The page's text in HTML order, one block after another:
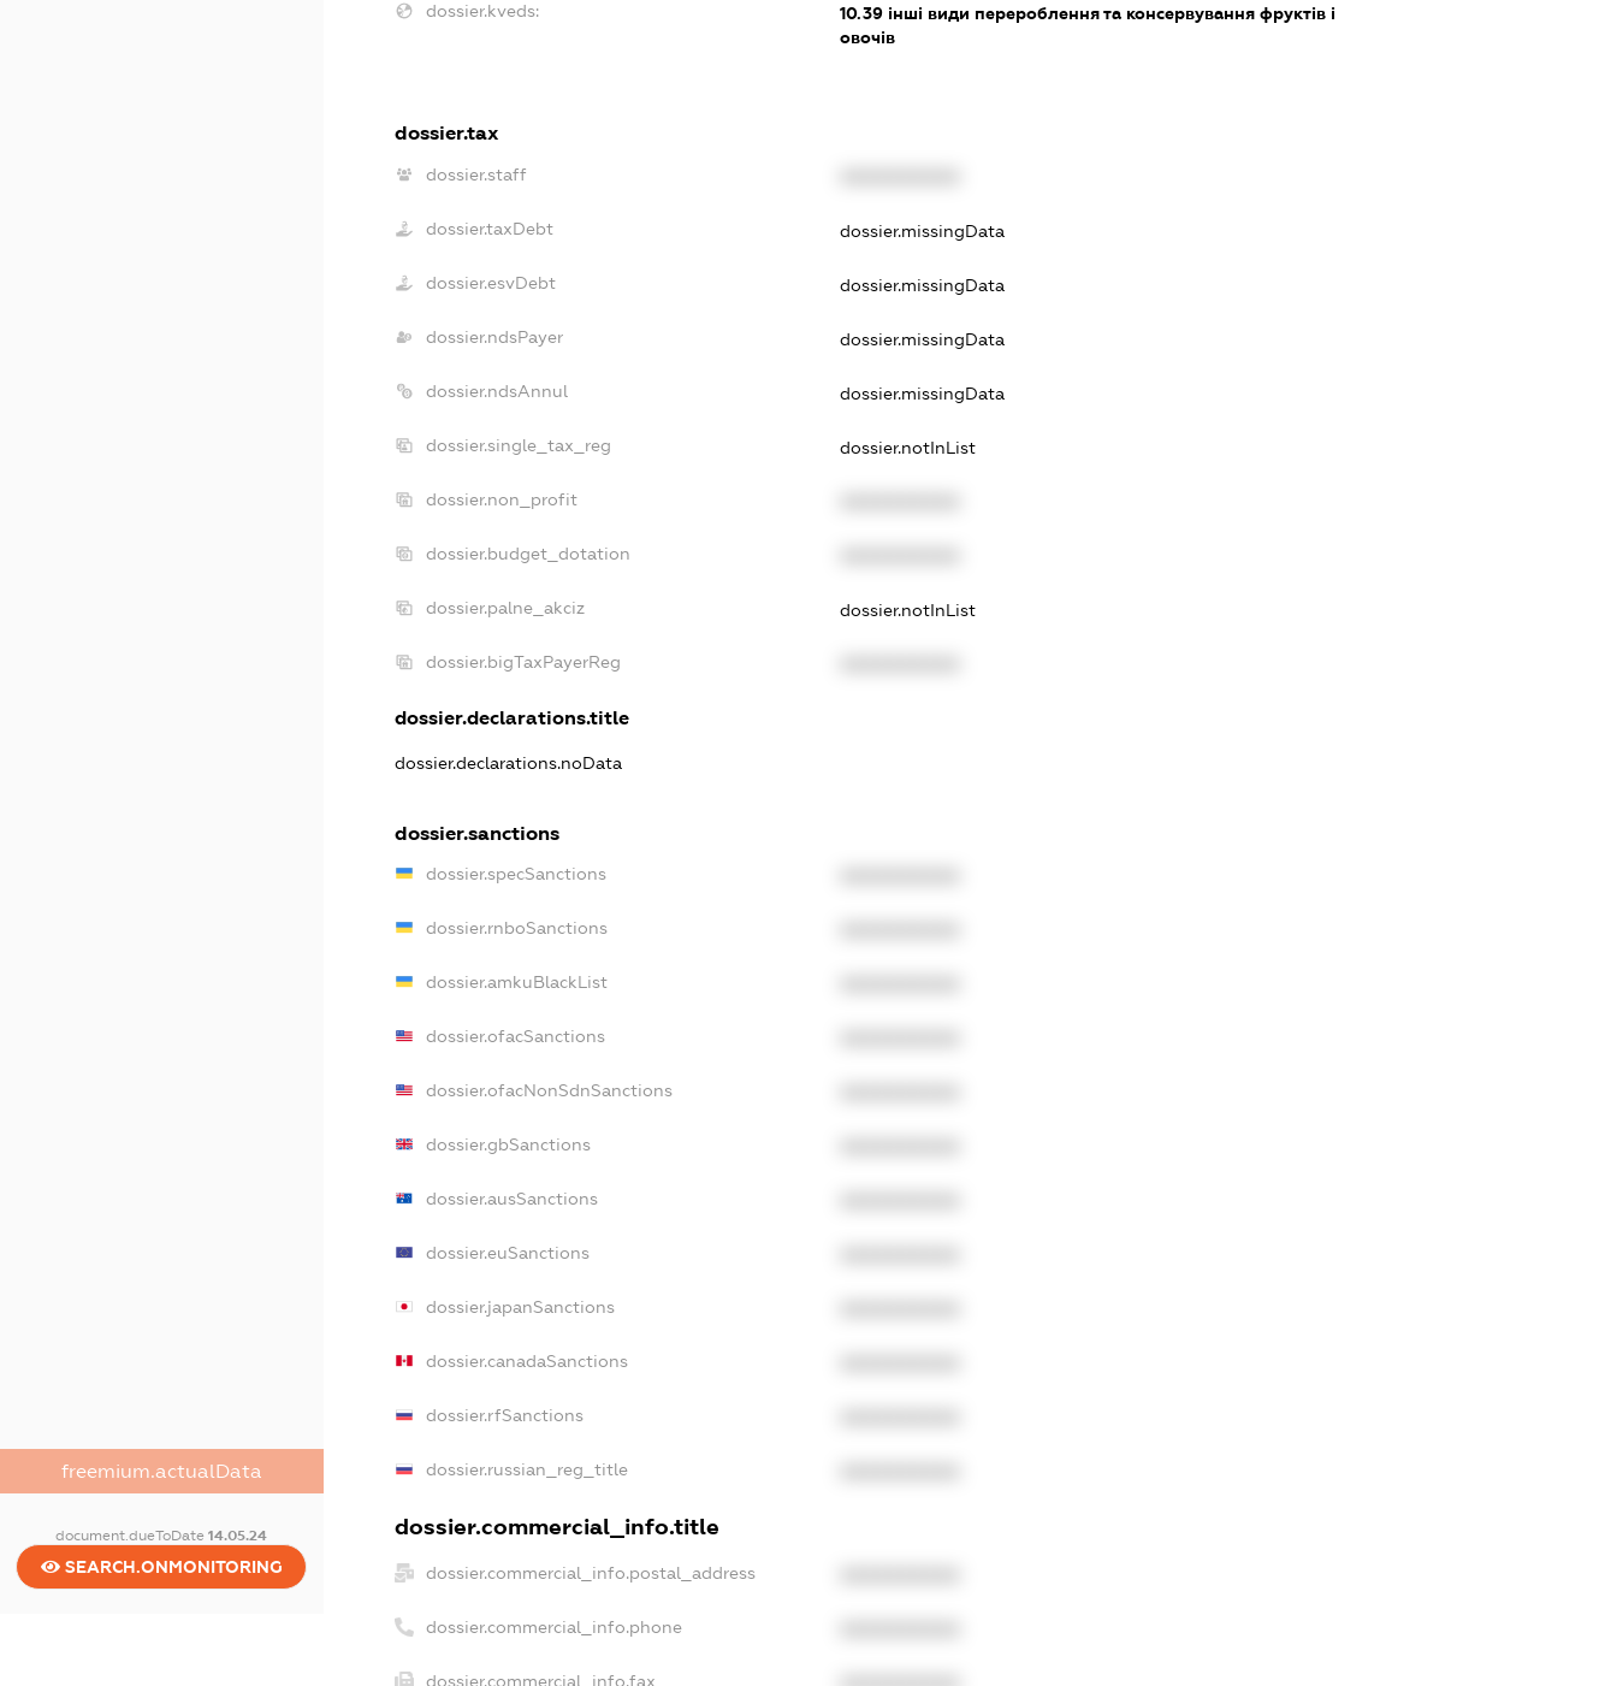
freemium.actualData
document.dueToDate14.05.24
SEARCH.ONMONITORING
dossier.kveds: 10.39 інші види перероблення та консервування фруктів і
овочів
dossier.tax
dossier.staff
dossier.taxDebt dossier.missingData
dossier.esvDebt dossier.missingData
dossier.ndsPayer dossier.missingData
dossier.ndsAnnul dossier.missingData
dossier.single_tax_reg dossier.notInList
dossier.non_profit
dossier.budget_dotation
dossier.palne_akciz dossier.notInList
dossier.bigTaxPayerReg
dossier.declarations.title
dossier.declarations.noData
dossier.sanctions
dossier.specSanctions
dossier.rnboSanctions
dossier.amkuBlackList
dossier.ofacSanctions
dossier.ofacNonSdnSanctions
dossier.gbSanctions
dossier.ausSanctions
dossier.euSanctions
dossier.japanSanctions
dossier.canadaSanctions
dossier.rfSanctions
dossier.russian_reg_title
dossier.commercial_info.title
dossier.commercial_info.postal_address
dossier.commercial_info.phone
dossier.commercial_info.fax